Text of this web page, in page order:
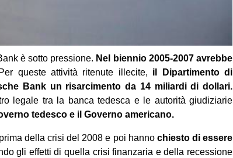
è sotto pressione. Nel biennio 2005-2007 avrebbe
queste attività ritenute illecite, il Dipartimento di
Bank un risarcimento da 14 miliardi di dollari.
legale tra la banca tedesca e le autorità giudiziarie
tedesco e il Governo americano.
della crisi del 2008 e poi hanno chiesto di essere
gli effetti di quella crisi finanzaria e della recessione